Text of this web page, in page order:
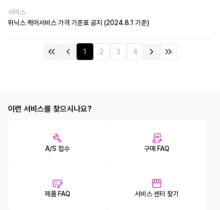
서비스
위닉스 케어서비스 가격 기준표 공지 (2024.8.1 기준)
1 2 3 4
이런 서비스를 찾으시나요?
A/S 접수 구매 FAQ
제품 FAQ 서비스 센터 찾기